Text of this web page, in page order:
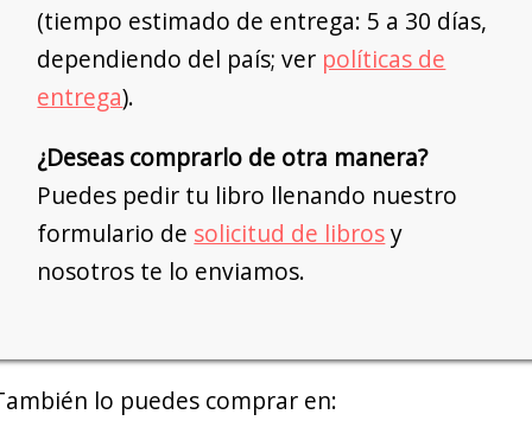
(tiempo estimado de entrega: 5 a 30 días,
dependiendo del país; ver políticas de
entrega).
¿Deseas comprarlo de otra manera?
Puedes pedir tu libro llenando nuestro
formulario de solicitud de librosy
nosotros te lo enviamos.
lo puedes comprar en: